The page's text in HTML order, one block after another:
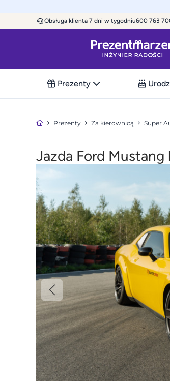
Obsługa klienta 7 dni w tygodniu600 763
Prezenty
Prezenty Za kierownicą Super
Jazda Ford Mustang